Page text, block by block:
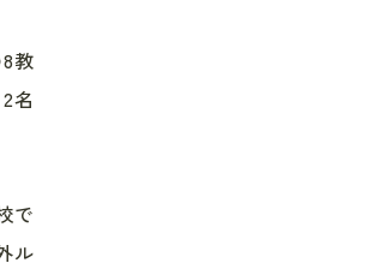
教
名
で
ル